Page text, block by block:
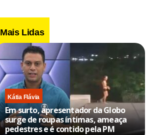
Mais Lidas
Kátia Flávia
Em surto, apresentador da Globo
surge de roupas íntimas, ameaça
pedestres e é contido pela PM